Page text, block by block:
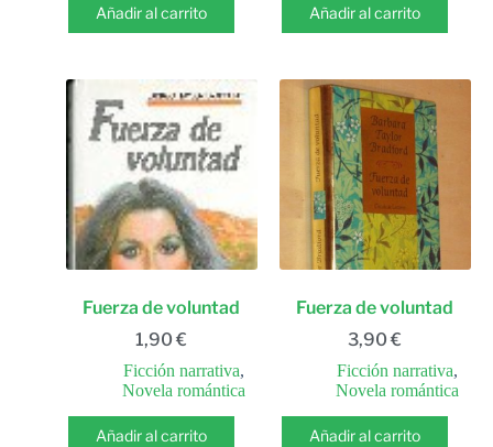
Añadir al carrito Añadir al carrito
Fuerza de voluntad
1,90€
Ficción narrativa,
Novela romántica
Añadir al carrito
Fuerza de voluntad
3,90€
Ficción narrativa,
Novela romántica
Añadir al carrito